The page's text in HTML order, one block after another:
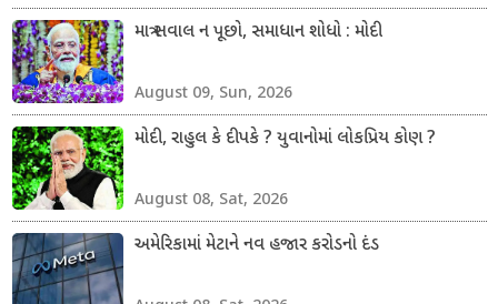
માત્ર સવાલ ન પૂછો, સમાધાન શોધો : મોદી
August 09, Sun, 2026
મોદી, રાહુલ કે દીપકે ? યુવાનોમાં લોકપ્રિય કોણ ?
August 08, Sat, 2026
અમેરિકામાં મેટાને નવ હજાર કરોડનો દંડ